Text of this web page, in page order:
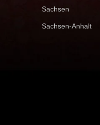
Sachsen
Sachsen-Anhalt